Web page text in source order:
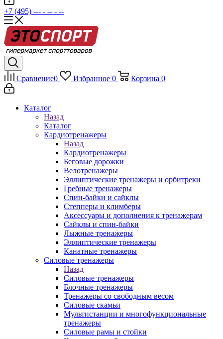
+7 (495) --- - -- - --
Сравнение0 Избранное 0 Корзина 0
Каталог
Назад
Каталог
Кардиотренажеры
Назад
Кардиотренажеры
Беговые дорожки
Велотренажеры
Эллиптические тренажеры и орбитреки
Гребные тренажеры
Спин-байки и сайклы
Степперы и климберы
Аксессуары и дополнения к тренажерам
Сайклы и спин-байки
Лыжные тренажеры
Эллиптические тренажеры
Канатные тренажеры
Силовые тренажеры
Назад
Силовые тренажеры
Блочные тренажеры
Тренажеры со свободным весом
Силовые скамьи
Мультистанции и многофункциональные
тренажеры
Силовые рамы и стойки